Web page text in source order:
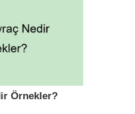
Örnekler?